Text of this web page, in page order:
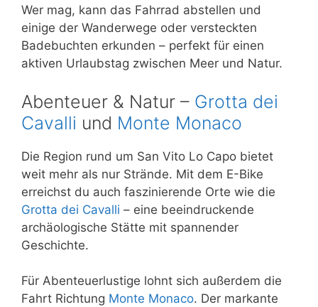
Wer mag, kann das Fahrrad abstellen und
einige der Wanderwege oder versteckten
Badebuchten erkunden – perfekt für einen
aktiven Urlaubstag zwischen Meer und Natur.
Abenteuer & Natur – Grotta dei
Cavalli und Monte Monaco
Die Region rund um San Vito Lo Capo bietet
weit mehr als nur Strände. Mit dem E-Bike
erreichst du auch faszinierende Orte wie die
Grotta dei Cavalli – eine beeindruckende
archäologische Stätte mit spannender
Geschichte.
Für Abenteuerlustige lohnt sich außerdem die
Fahrt Richtung Monte Monaco. Der markante